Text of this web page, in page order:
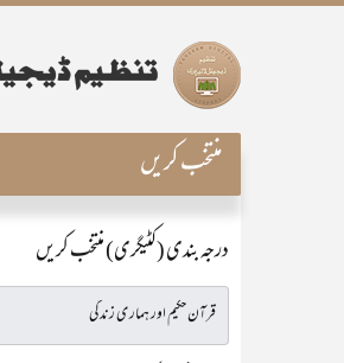
منتخب کریں
درجہ بندی (کٹیگری) منتخب کریں